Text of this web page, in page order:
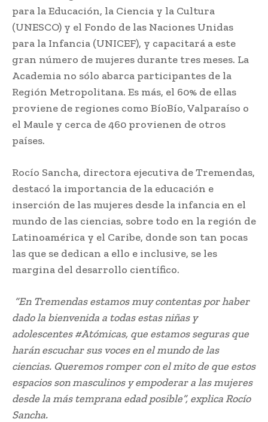
para la Educación, la Ciencia y la Cultura
(UNESCO) y el Fondo de las Naciones Unidas
para la Infancia (UNICEF), y capacitará a este
gran número de mujeres durante tres meses. La
Academia no sólo abarca participantes de la
Región Metropolitana. Es más, el 60% de ellas
proviene de regiones como BíoBío, Valparaíso o
el Maule y cerca de 460 provienen de otros
países.
Rocío Sancha, directora ejecutiva de Tremendas,
destacó la importancia de la educación e
inserción de las mujeres desde la infancia en el
mundo de las ciencias, sobre todo en la región de
Latinoamérica y el Caribe, donde son tan pocas
las que se dedican a ello e inclusive, se les
margina del desarrollo científico.
“En Tremendas estamos muy contentas por haber
dado la bienvenida a todas estas niñas y
adolescentes #Atómicas, que estamos seguras que
harán escuchar sus voces en el mundo de las
ciencias. Queremos romper con el mito de que estos
espacios son masculinos y empoderar a las mujeres
desde la más temprana edad posible”, explica Rocío
Sancha.